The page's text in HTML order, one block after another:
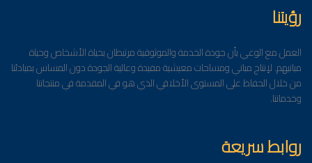
رؤيتنا
العمل مع الوعي بأن جودة الخدمة والموثوقية مرتبطان بحياة الأشخاص وحياة
مبانيهم. لإنتاج مباني ومساحات معيشية مفيدة وعالية الجودة دون المساس بمبادئنا
من خلال الحفاظ على المستوى الأخلاقي الذي هو في المقدمة في منتجاتنا
وخدماتنا.
روابط سريعة